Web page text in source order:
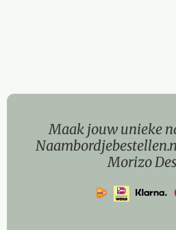
Maak jouw unieke
Morizo